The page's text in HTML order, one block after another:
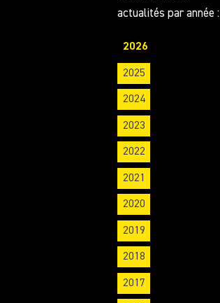
actualités par année :
2026
2025
2024
2023
2022
2021
2020
2019
2018
2017